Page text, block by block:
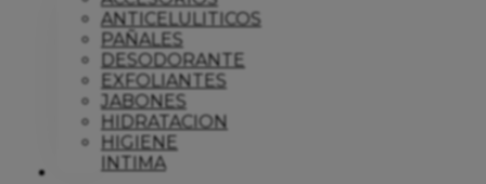
ANTICELULITICOS
PAÑALES
DESODORANTE
EXFOLIANTES
JABONES
HIDRATACION
HIGIENE
INTIMA
Dermo